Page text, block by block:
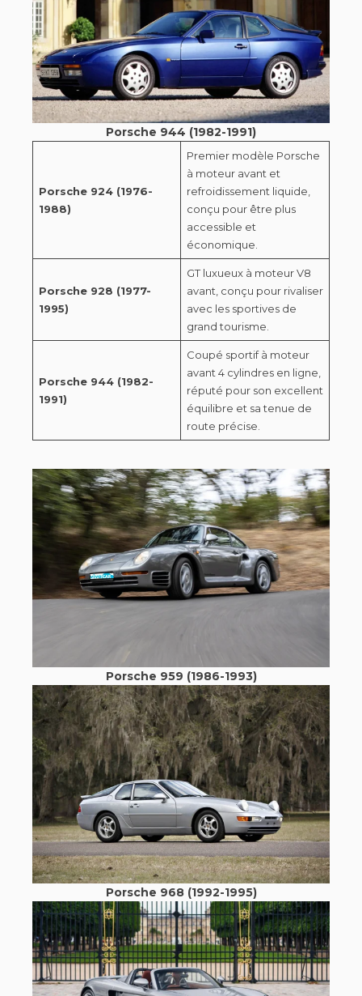
Porsche 944 (1982-1991)
Porsche 924 (1976-
1988)
Premier modèle Porsche
à moteur avant et
refroidissement liquide,
conçu pour être plus
accessible et
économique.
Porsche 928 (1977-
1995)
GT luxueux à moteur V8
avant, conçu pour rivaliser
avec les sportives de
grand tourisme.
Porsche 944 (1982-
1991)
Coupé sportif à moteur
avant 4 cylindres en ligne,
réputé pour son excellent
équilibre et sa tenue de
route précise.
Porsche 959 (1986-1993)
Porsche 968 (1992-1995)